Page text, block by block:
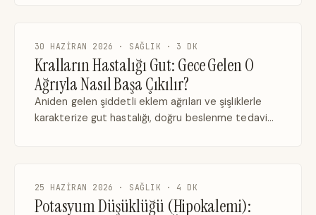
30 HAZIRAN 2026 · SAĞLIK · 3 DK
Kralların Hastalığı Gut: Gece Gelen O
Ağrıyla Nasıl Başa Çıkılır?
Aniden gelen şiddetli eklem ağrıları ve şişliklerle
karakterize gut hastalığı, doğru beslenme tedavi…
25 HAZIRAN 2026 · SAĞLIK · 4 DK
Potasyum Düşüklüğü (Hipokalemi):